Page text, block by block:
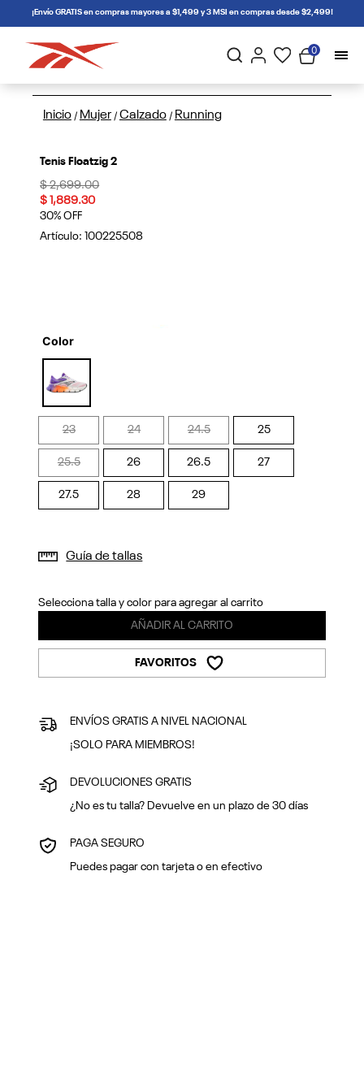
connectif¡Envío GRATIS en compras mayores a $1,499 y 3 MSI en compras desde $2,499!
0
Inicio / Mujer / Calzado / Running
Tenis Floatzig 2
Price reduced from
$ 2,699.00to
$ 1,889.30
30% OFF
Artículo: 100225508
Color
selected
23 24 24.5 25
25.5 26 26.5 27
27.5 28 29
Guía de tallas
Selecciona talla y color para agregar al carrito
AÑADIR AL CARRITO
FAVORITOS
ENVÍOS GRATIS A NIVEL NACIONAL
¡SOLO PARA MIEMBROS!
DEVOLUCIONES GRATIS
¿No es tu talla? Devuelve en un plazo de 30 días
PAGA SEGURO
Puedes pagar con tarjeta o en efectivo